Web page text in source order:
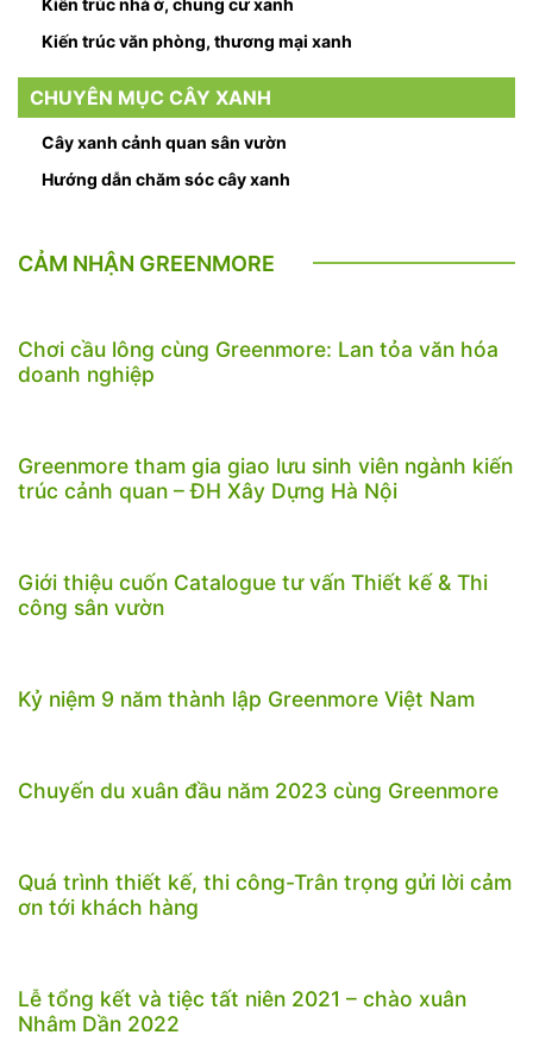
Kiến trúc văn phòng, thương mại xanh
CHUYÊN MỤC CÂY XANH
Cây xanh cảnh quan sân vườn
Hướng dẫn chăm sóc cây xanh
CẢM NHẬN GREENMORE
Chơi cầu lông cùng Greenmore: Lan tỏa văn hóa
doanh nghiệp
Greenmore tham gia giao lưu sinh viên ngành kiến
trúc cảnh quan – ĐH Xây Dựng Hà Nội
Giới thiệu cuốn Catalogue tư vấn Thiết kế & Thi
công sân vườn
Kỷ niệm 9 năm thành lập Greenmore Việt Nam
Chuyến du xuân đầu năm 2023 cùng Greenmore
Quá trình thiết kế, thi công-Trân trọng gửi lời cảm
ơn tới khách hàng
Lễ tổng kết và tiệc tất niên 2021 – chào xuân
Nhâm Dần 2022